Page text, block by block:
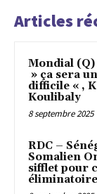
Articles
Mondial (Q)
» ça sera
difficile « ,
Koulibaly
8 septembre 2025
RDC –
Somalien
sifflet pour